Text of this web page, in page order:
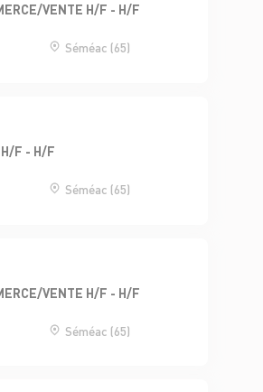
VENTE H/F - H/F
Séméac (65)
H/F - H/F
Séméac (65)
VENTE H/F - H/F
Séméac (65)